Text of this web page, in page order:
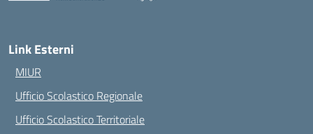
Link Esterni
MIUR
Ufficio Scolastico Regionale
Ufficio Scolastico Territoriale